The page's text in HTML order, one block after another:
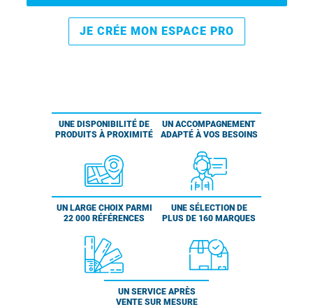
JE CRÉE MON ESPACE PRO
UNE DISPONIBILITÉ DE
PRODUITS À PROXIMITÉ
UN ACCOMPAGNEMENT
ADAPTÉ À VOS BESOINS
UN LARGE CHOIX PARMI
22 000 RÉFÉRENCES
UNE SÉLECTION DE
PLUS DE 160 MARQUES
UN SERVICE APRÈS
VENTE SUR MESURE